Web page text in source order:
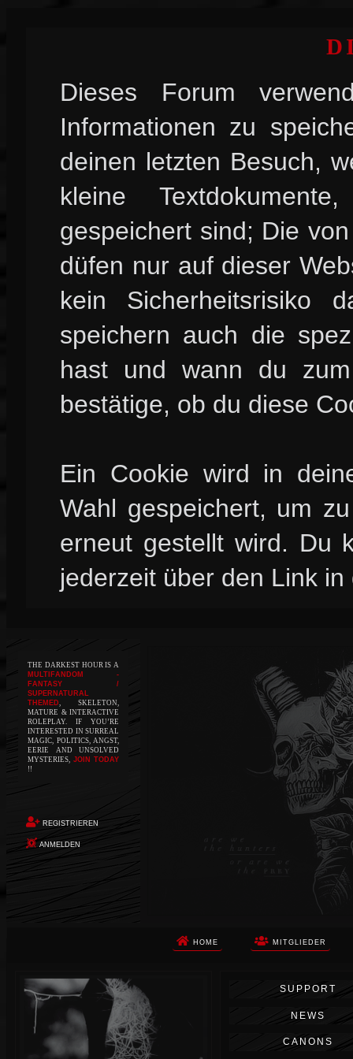
Dieses Forum
Informationen zu
deinen letzten Besuch,
kleine
gespeichert sind; Die
düfen nur auf dieser
kein Sicherheitsrisiko
speichern auch die
hast und wann du
bestätige, ob du diese
Ein Cookie wird in
Wahl gespeichert, um
erneut gestellt wird. Du
jederzeit über den Link
THE DARKEST HOUR IS A
MULTIFANDOM -
FANTASY /
SUPERNATURAL
THEMED, SKELETON,
MATURE & INTERACTIVE
ROLEPLAY. IF YOU’RE
INTERESTED IN SURREAL
MAGIC, POLITICS, ANGST,
EERIE AND UNSOLVED
MYSTERIES, JOIN TODAY
!!
REGISTRIEREN
ANMELDEN
HOME MITGLIEDER
Die Apokalypse. Das ist das Wort,
das Ihnen in den Sinn kommt, als
Sie auf dem Boden aufwachen, Ihr
Körper schmerzt und Ihr Geist
wird von alptraumhaften
Erinnerungen überflutet. Vor
SUPPORT
NEWS
CANONS